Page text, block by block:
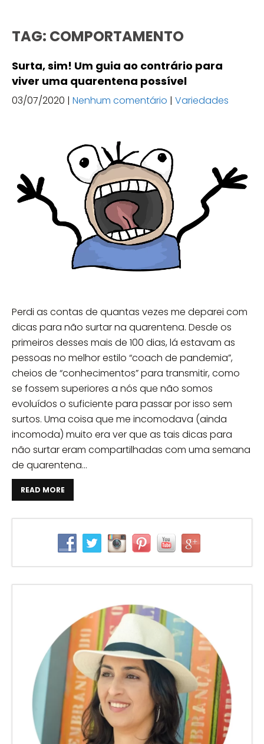
TAG: COMPORTAMENTO
Surta, sim! Um guia ao contrário para
viver uma quarentena possível
03/07/2020 | Nenhum comentário | Variedades
Perdi as contas de quantas vezes me deparei com
dicas para não surtar na quarentena. Desde os
primeiros desses mais de 100 dias, lá estavam as
pessoas no melhor estilo “coach de pandemia”,
cheios de “conhecimentos” para transmitir, como
se fossem superiores a nós que não somos
evoluídos o suficiente para passar por isso sem
surtos. Uma coisa que me incomodava (ainda
incomoda) muito era ver que as tais dicas para
não surtar eram compartilhadas com uma semana
de quarentena...
READ MORE